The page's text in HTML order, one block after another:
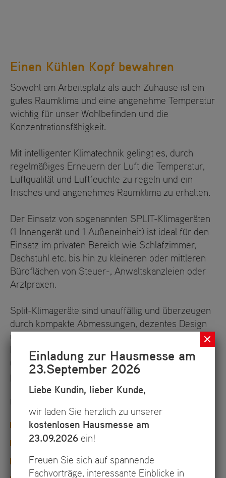
Einladung zur Hausmesse am
23.September 2026
Liebe Kundin, lieber Kunde,
wir laden Sie herzlich zu unserer
kostenlosen Hausmesse am
23.09.2026 ein!
Freuen Sie sich auf spannende
Fachvorträge, interessante Einblicke in
Einen Kühlen Kopf bewahren
Sowohl am Arbeitsplatz als auch Zuhause ist ein
gutes Raumklima und eine angenehme Temperatur
wichtig für unser Wohlbefinden und die
Konzentrationsfähigkeit.
Mit intelligenter Klimatechnik gelingt es, durch
regelmäßiges Erneuern der Luft die Temperatur,
Luftqualität und Luftfeuchte zu regeln und ein
frisches und angenehmes Raumklima zu erhalten.
Der Einsatz von sogenannten SPLIT-Klimageräten
(1 Innengerät und 1 Außeneinheit) ist ideal für den
Einsatz im privaten Bereich wie Schlafzimmer,
Dachstuhl etc. bis hin zu kleineren oder mittleren
Büroflächen von Steuer-, Anwaltskanzleien oder
Arztpraxen.
Split-Klimageräte sind unauffällig und überzeugen
durch kompakte Abmessungen, dezentes Design
und flüsterleisen Betrieb bei minimalem
Energieverbrauch. Sie sind jederzeit nachrüstbar
und weiter ausbaufähig. Hierdurch lässt sich Ihr
persönliches Wohlfühlklima realisieren!
Unser Angebot umfasst:
Klimageräte und Klimasysteme
Wärmepumpen
Luftbefeuchter